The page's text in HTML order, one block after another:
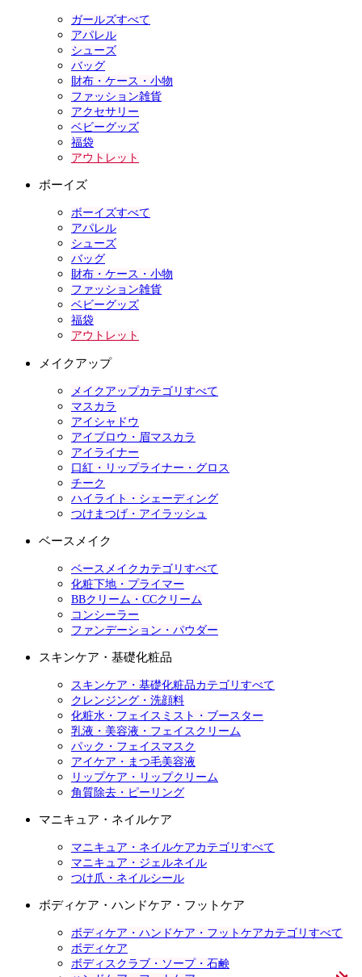
ガールズすべて
アパレル
シューズ
バッグ
財布・ケース・小物
ファッション雑貨
アクセサリー
ベビーグッズ
福袋
アウトレット
ボーイズ
ボーイズすべて
アパレル
シューズ
バッグ
財布・ケース・小物
ファッション雑貨
ベビーグッズ
福袋
アウトレット
メイクアップ
メイクアップカテゴリすべて
マスカラ
アイシャドウ
アイブロウ・眉マスカラ
アイライナー
口紅・リップライナー・グロス
チーク
ハイライト・シェーディング
つけまつげ・アイラッシュ
ベースメイク
ベースメイクカテゴリすべて
化粧下地・プライマー
BBクリーム・CCクリーム
コンシーラー
ファンデーション・パウダー
スキンケア・基礎化粧品
スキンケア・基礎化粧品カテゴリすべて
クレンジング・洗顔料
化粧水・フェイスミスト・ブースター
乳液・美容液・フェイスクリーム
パック・フェイスマスク
アイケア・まつ毛美容液
リップケア・リップクリーム
角質除去・ピーリング
マニキュア・ネイルケア
マニキュア・ネイルケアカテゴリすべて
マニキュア・ジェルネイル
つけ爪・ネイルシール
ボディケア・ハンドケア・フットケア
ボディケア・ハンドケア・フットケアカテゴリすべて
ボディケア
ボディスクラブ・ソープ・石鹸